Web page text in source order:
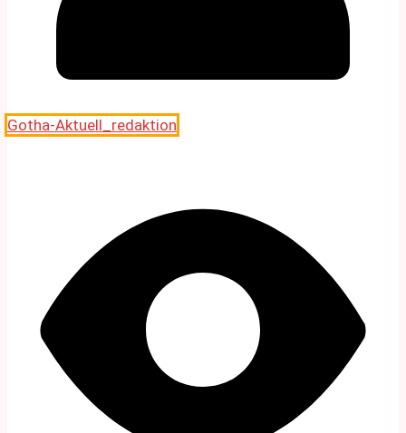
Gotha-Aktuell_redaktion